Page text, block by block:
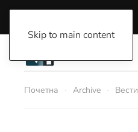
Skip to main content
Почетна Archive Вести